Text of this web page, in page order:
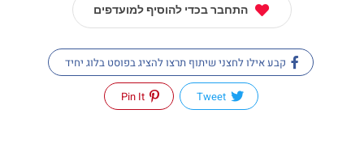
התחבר בכדי להוסיף למועדפים
קבע אילו לחצני שיתוף תרצו להציג בפוסט בלוג יחיד
Tweet
Pin It